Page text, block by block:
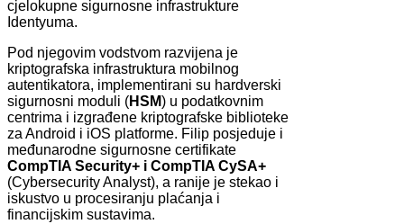
cjelokupne sigurnosne infrastrukture
Identyuma.
Pod njegovim vodstvom razvijena je
kriptografska infrastruktura mobilnog
autentikatora, implementirani su hardverski
sigurnosni moduli (HSM) u podatkovnim
centrima i izgrađene kriptografske biblioteke
za Android i iOS platforme. Filip posjeduje i
međunarodne sigurnosne certifikate
CompTIA Security+ i CompTIA CySA+
(Cybersecurity Analyst), a ranije je stekao i
iskustvo u procesiranju plaćanja i
financijskim sustavima.